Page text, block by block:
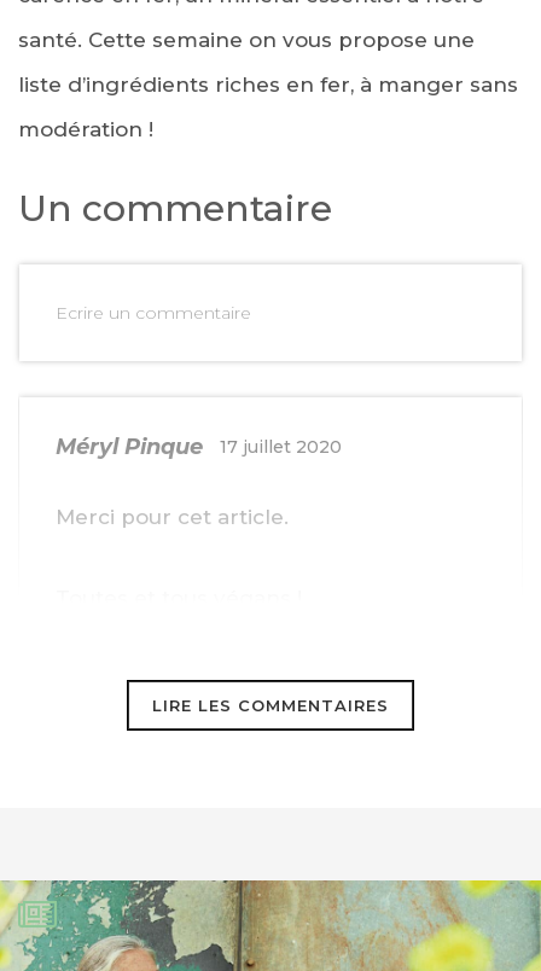
santé. Cette semaine on vous propose une
liste d’ingrédients riches en fer, à manger sans
modération !
Un commentaire
Ecrire un commentaire
Méryl Pinque 17 juillet 2020
Merci pour cet article.
LIRE LES COMMENTAIRES